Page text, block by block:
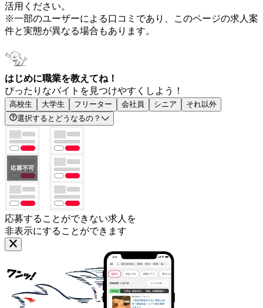
活用ください。
※一部のユーザーによる口コミであり、このページの求人案
件と実態が異なる場合もあります。
はじめに職業を教えてね！
ぴったりなバイトを見つけやすくしよう！
高校生 大学生 フリーター 会社員 シニア
それ以外
選択するとどうなるの？
応募することができない求人を
非表示にすることができます